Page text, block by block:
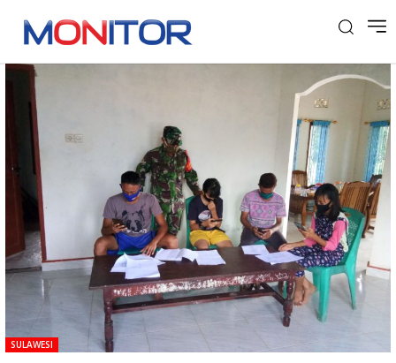
Tag: Mimpi
SULAWESI